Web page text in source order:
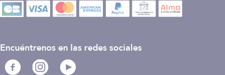
Encuéntrenos en las redes sociales